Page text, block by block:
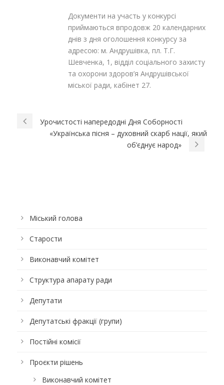
Документи на участь у конкурсі
приймаються впродовж 20 календарних
днів з дня оголошення конкурсу за
адресою: м. Андрушівка, пл. Т.Г.
Шевченка, 1, відділ соціального захисту
та охорони здоров’я Андрушівської
міської ради, кабінет 27.
Урочистості напередодні Дня Соборності
«Українська пісня – духовний скарб нації, який
об’єднує народ»
Міський голова
Старости
Виконавчий комітет
Структура апарату ради
Депутати
Депутатські фракції (групи)
Постійні комісії
Проєкти рішень
Виконавчий комітет